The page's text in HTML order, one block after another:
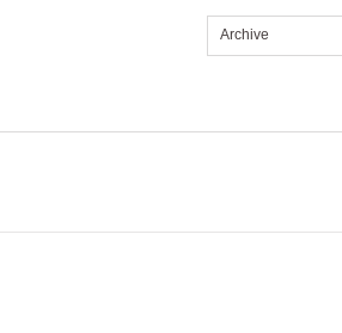
Archive
2026年5月 [1]